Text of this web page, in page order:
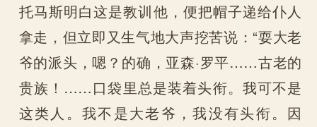
托马斯明白这是教训他，便把帽子递给仆人
拿走，但立即又生气地大声挖苦说：“耍大老
爷的派头，嗯？的确，亚森·罗平……古老的
贵族！……口袋里总是装着头衔。我可不是
这类人。我不是大老爷，我没有头衔。因